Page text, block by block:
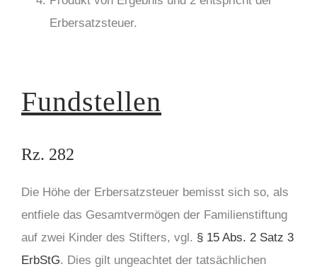
Erbersatzsteuer.
Fundstellen
Rz. 282
Die Höhe der Erbersatzsteuer bemisst sich so, als
entfiele das Gesamtvermögen der Familienstiftung
auf zwei Kinder des Stifters, vgl. § 15 Abs. 2 Satz 3
ErbStG. Dies gilt ungeachtet der tatsächlichen